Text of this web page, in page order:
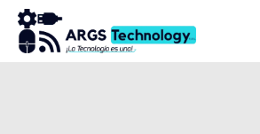
Saltar
contenido